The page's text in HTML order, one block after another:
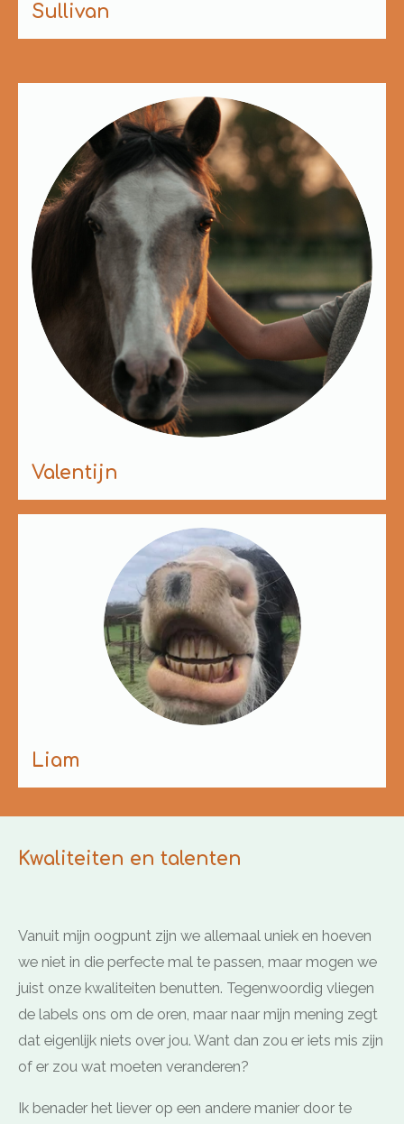
Sullivan
Valentijn
Liam
Kwaliteiten en talenten
Vanuit mijn oogpunt zijn we allemaal uniek en hoeven
we niet in die perfecte mal te passen, maar mogen we
juist onze kwaliteiten benutten. Tegenwoordig vliegen
de labels ons om de oren, maar naar mijn mening zegt
dat eigenlijk niets over jou. Want dan zou er iets mis zijn
of er zou wat moeten veranderen?
Ik benader het liever op een andere manier door te